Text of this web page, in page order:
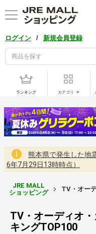
ログイン / 新規会員登録
ランキング カテゴリ
熊本県で発生した地
6年7月29日13時時点）
JRE MALL
ショッピング
TV・オー
TV・オーディオ
キングTOP100